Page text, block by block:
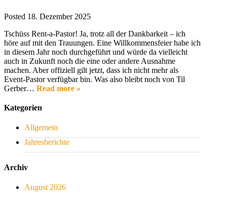
Posted 18. Dezember 2025
Tschüss Rent-a-Pastor! Ja, trotz all der Dankbarkeit – ich
höre auf mit den Trauungen. Eine Willkommensfeier habe ich
in diesem Jahr noch durchgeführt und würde da vielleicht
auch in Zukunft noch die eine oder andere Ausnahme
machen. Aber offiziell gilt jetzt, dass ich nicht mehr als
Event-Pastor verfügbar bin. Was also bleibt noch von Til
Gerber… Read more »
Kategorien
Allgemein
Jahresberichte
Archiv
August 2026